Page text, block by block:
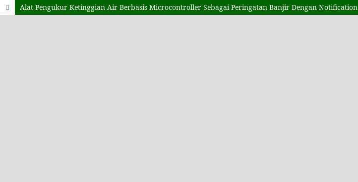
Alat Pengukur Ketinggian Air Berbasis Microcontroller Sebagai Peringatan Banjir Dengan Notification